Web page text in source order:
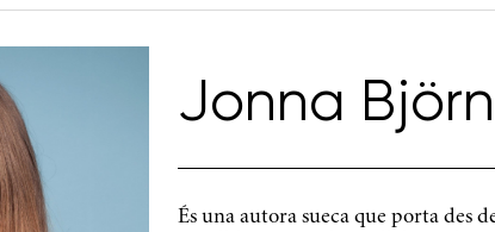
Jonna
És una autora sueca que porta des